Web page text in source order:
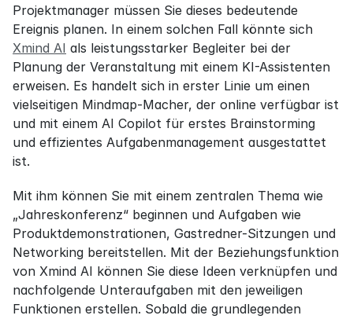
Projektmanager müssen Sie dieses bedeutende
Xmind AI als leistungsstarker Begleiter bei der
Planung der Veranstaltung mit einem KI-Assistenten
erweisen. Es handelt sich in erster Linie um einen
vielseitigen Mindmap-Macher, der online verfügbar ist
und mit einem AI Copilot für erstes Brainstorming
und effizientes Aufgabenmanagement ausgestattet
ist.
Mit ihm können Sie mit einem zentralen Thema wie
„Jahreskonferenz“ beginnen und Aufgaben wie
Produktdemonstrationen, Gastredner-Sitzungen und
Networking bereitstellen. Mit der Beziehungsfunktion
von Xmind AI können Sie diese Ideen verknüpfen und
nachfolgende Unteraufgaben mit den jeweiligen
Funktionen erstellen. Sobald die grundlegenden